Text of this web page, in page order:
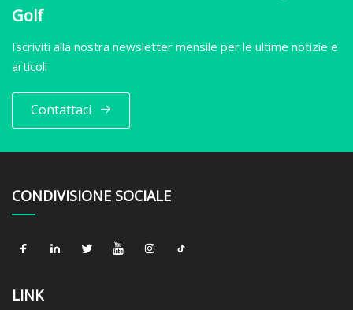
Golf
Iscriviti alla nostra newsletter mensile per le ultime notizie e
articoli
Contattaci
CONDIVISIONE SOCIALE
LINK